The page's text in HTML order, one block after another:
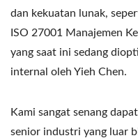
dan kekuatan lunak,
ISO 27001 Manajemen
yang saat ini sedang
internal oleh Yieh Chen.
Kami sangat senang
senior industri yang luar